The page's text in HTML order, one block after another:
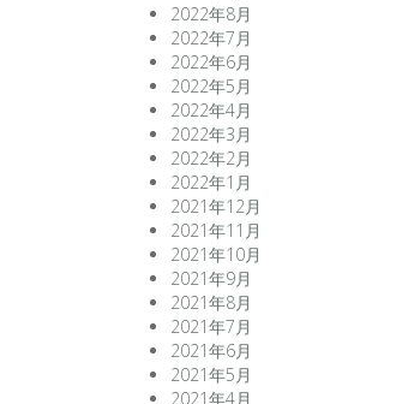
2022年8月
2022年7月
2022年6月
2022年5月
2022年4月
2022年3月
2022年2月
2022年1月
2021年12月
2021年11月
2021年10月
2021年9月
2021年8月
2021年7月
2021年6月
2021年5月
2021年4月